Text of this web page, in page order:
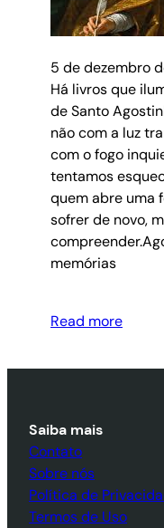
5 de dezembro
Há livros que
de Santo
não com a luz
com o fogo
tentamos
quem abre uma
sofrer de novo,
memórias
Read more
Saiba mais
Contato
Sobre nós
Política de
Termos de Uso